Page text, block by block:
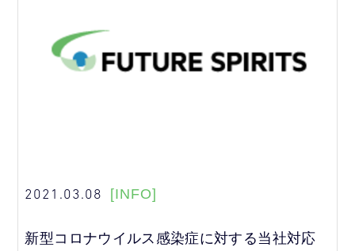
2021.03.08 [INFO]
新型コロナウイルス感染症に対する当社対応